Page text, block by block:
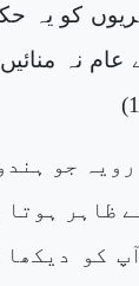
کو یہ
عام نہ
جو
ظاہر ہوتا
کو